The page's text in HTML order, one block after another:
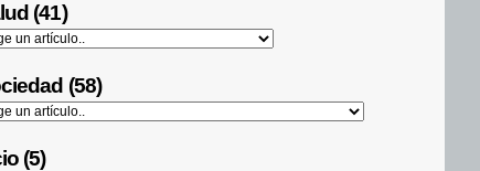
(41)
(58)
(5)